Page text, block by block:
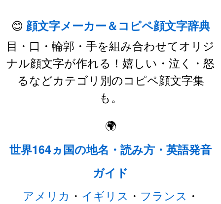
😊 顔文字メーカー＆コピペ顔文字辞典
目・口・輪郭・手を組み合わせてオリジ
ナル顔文字が作れる！嬉しい・泣く・怒
るなどカテゴリ別のコピペ顔文字集
も。
🌍
世界164ヵ国の地名・読み方・英語発音
ガイド
アメリカ ・ イギリス ・ フランス ・